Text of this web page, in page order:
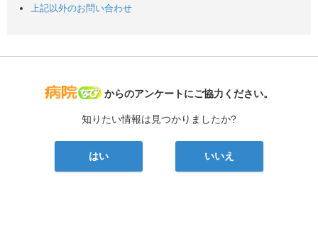
上記以外のお問い合わせ
病院なび
からのアンケートにご協力ください。
知りたい情報は見つかりましたか?
はい いいえ